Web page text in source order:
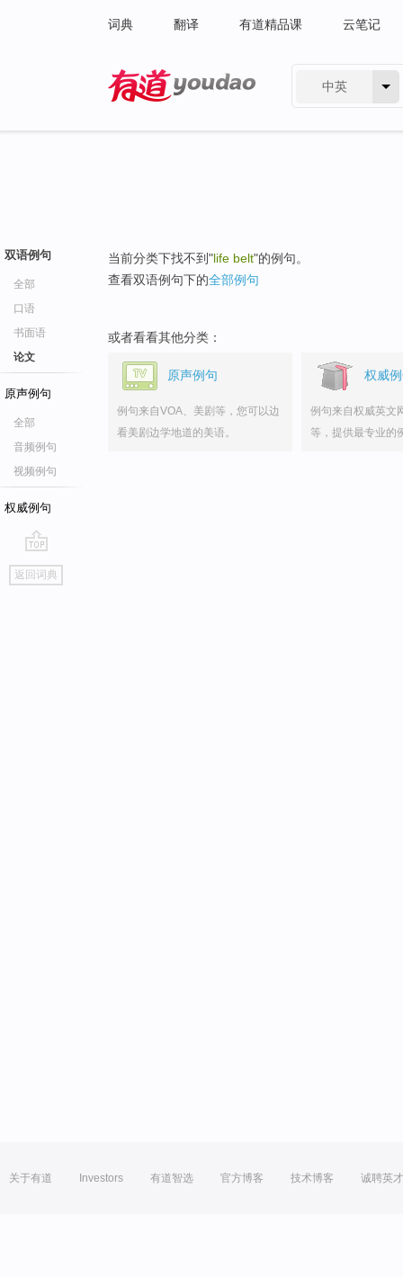
词典 翻译 有道精品课 云笔记
中英
双语例句
全部
口语
书面语
论文
原声例句
全部
音频例句
视频例句
权威例句
go
top
返回词典
当前分类下找不到"life belt"的例句。
查看双语例句下的全部例句
或者看看其他分类：
原声例句
例句来自VOA、美剧等，您可以边
看美剧边学地道的美语。
权威
例句来自权威英文
等，提供最专业的
关于有道 Investors 有道智选 官方博客 技术博客 诚聘英才